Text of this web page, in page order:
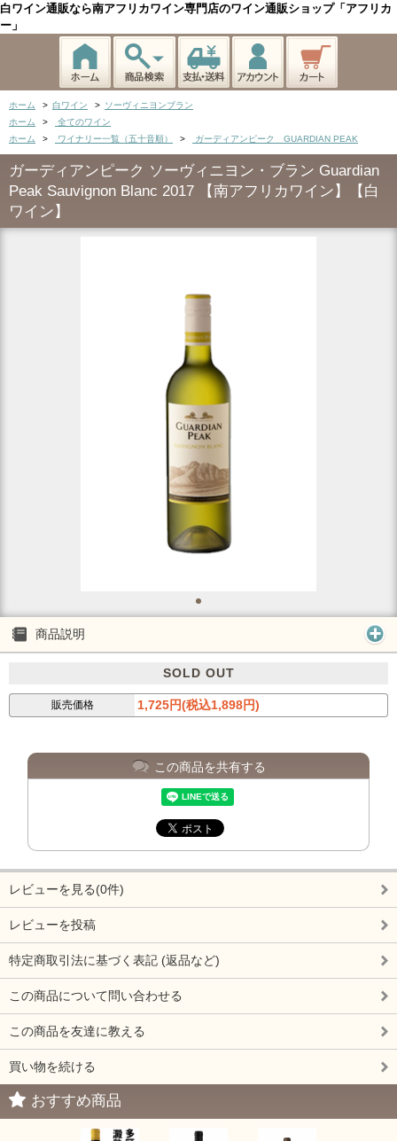
白ワイン通販なら南アフリカワイン専門店のワイン通販ショップ「アフリカ
ー」
ホーム > 白ワイン > ソーヴィニヨンブラン
ホーム
>
全てのワイン
ホーム
> ワイナリー一覧（五十音順） > ガーディアンピーク GUARDIAN PEAK
ガーディアンピーク ソーヴィニヨン・ブラン Guardian
Peak Sauvignon Blanc 2017 【南アフリカワイン】【白
ワイン】
商品説明
SOLD OUT
販売価格 1,725円(税込1,898円)
この商品を共有する
レビューを見る(0件)
レビューを投稿
特定商取引法に基づく表記 (返品など)
この商品について問い合わせる
この商品を友達に教える
買い物を続ける
おすすめ商品